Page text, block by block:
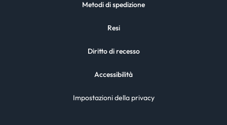
Metodi di spedizione
Resi
Diritto di recesso
Accessibilità
Impostazioni della privacy